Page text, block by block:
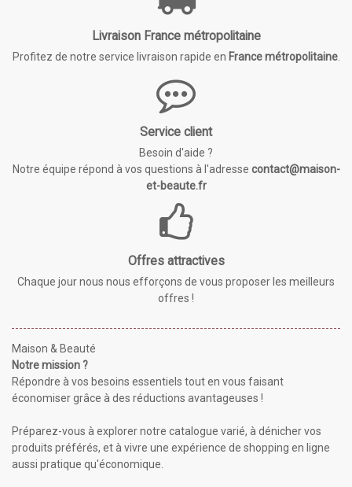
Livraison France métropolitaine
Profitez de notre service livraison rapide en France métropolitaine.
Service client
Besoin d'aide ?
Notre équipe répond à vos questions à l'adresse contact@maison-
et-beaute.fr
Offres attractives
Chaque jour nous nous efforçons de vous proposer les meilleurs
offres !
Maison & Beauté
Notre mission ?
Répondre à vos besoins essentiels tout en vous faisant
économiser grâce à des réductions avantageuses !
Préparez-vous à explorer notre catalogue varié, à dénicher vos
produits préférés, et à vivre une expérience de shopping en ligne
aussi pratique qu'économique.